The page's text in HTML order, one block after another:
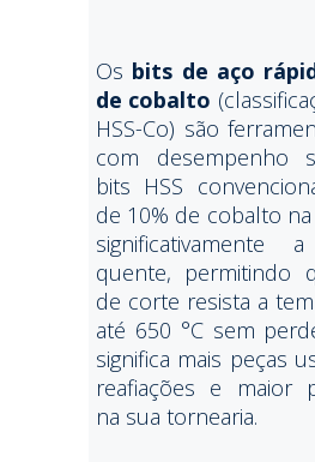
Os bits de aço
de cobalto
HSS-Co) são
com desempenho
bits HSS
de 10% de cobalto
quente, permitindo
de corte resista a
até 650 °C sem
significa mais peças
reafiações e maior
na sua tornearia.